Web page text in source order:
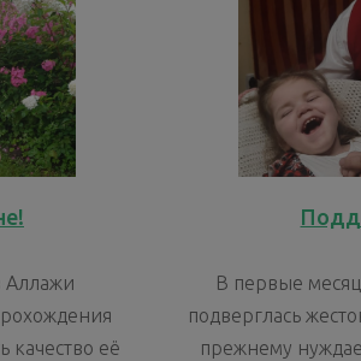
Аллажи
качество её
В первые
подверглась
прежнему